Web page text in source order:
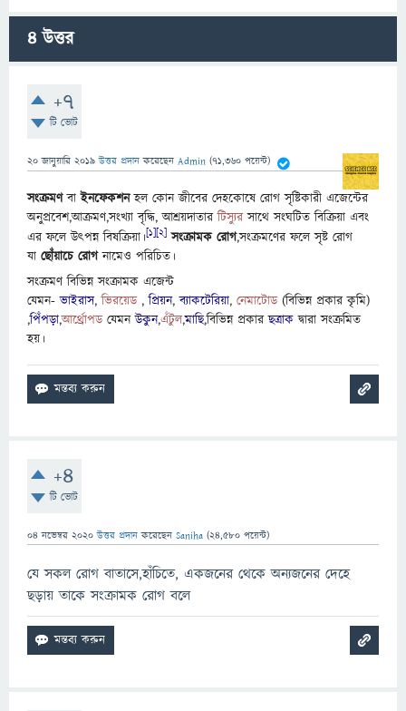
4উত্তর
+7
টি ভোট
20 জানুয়ারি 2019 উত্তর প্রদান করেছেন Admin (71,360 পয়েন্ট)
সংক্রমণবাইনফেকশনহল কোন জীবের দেহকোষে রোগ সৃষ্টিকারী এজেন্টের
অনুপ্রবেশ,আক্রমণ,সংখ্যা বৃদ্ধি, আশ্রয়দাতারটিস্যুরসাথে সংঘটিত বিক্রিয়া এবং
এর ফলে উৎপন্ন বিষক্রিয়া।[১][২] সংক্রামক রোগ,সংক্রমণের ফলে সৃষ্ট রোগ
যা ছোঁয়াচে রোগনামেও পরিচিত।
সংক্রমণ বিভিন্ন সংক্রামক এজেন্ট
যেমন-ভাইরাস,ভিরয়েড,প্রিয়ন,ব্যাকটেরিয়া, নেমাটোড(বিভিন্ন প্রকার কৃমি)
,পিঁপড়া,আর্থ্রোপডযেমনউকুন,এঁটুল,মাছি,বিভিন্ন প্রকারছত্রাক দ্বারা সংক্রমিত
হয়।
+4
টি ভোট
04 নভেম্বর 2020 উত্তর প্রদান করেছেন Saniha (24,580 পয়েন্ট)
যে সকল রোগ বাতাসে,হাঁচিতে, একজনের থেকে অন্যজনের দেহে
ছড়ায় তাকে সংক্রামক রোগ বলে